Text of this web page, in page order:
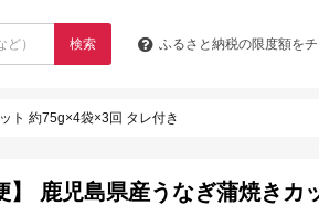
検索 ふるさと納税の限度額を
ト 約75g×4袋×3回 タレ付き
】 鹿児島県産うなぎ蒲焼きカ